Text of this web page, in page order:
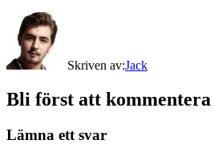
Skriven av:Jack
Bli först att kommentera
Lämna ett svar